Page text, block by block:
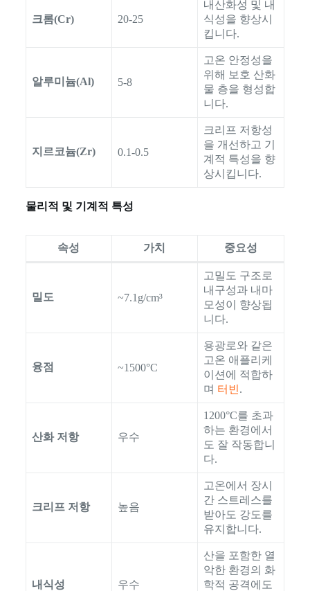
크롬(Cr) 20-25
내산화성 및 내
식성을 향상시
킵니다.
알루미늄(Al) 5-8
고온 안정성을
위해 보호 산화
물 층을 형성합
니다.
지르코늄(Zr) 0.1-0.5
크리프 저항성
을 개선하고 기
계적 특성을 향
상시킵니다.
물리적 및 기계적 특성
속성 가치 중요성
밀도 ~7.1g/cm³
고밀도 구조로
내구성과 내마
모성이 향상됩
니다.
융점 ~1500°C
용광로와 같은
고온 애플리케
이션에 적합하
며 터빈.
산화 저항 우수
1200°C를 초과
하는 환경에서
도 잘 작동합니
다.
크리프 저항 높음
고온에서 장시
간 스트레스를
받아도 강도를
유지합니다.
내식성 우수
산을 포함한 열
악한 환경의 화
학적 공격에도